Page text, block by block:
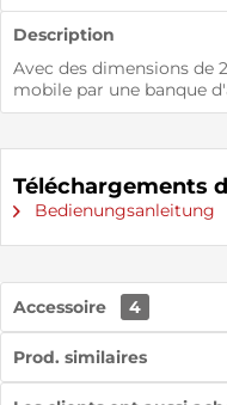
Description
Avec des dimensions de
mobile par une banque
Téléchargements
Bedienungsanleitung
Accessoire 4
Prod. similaires